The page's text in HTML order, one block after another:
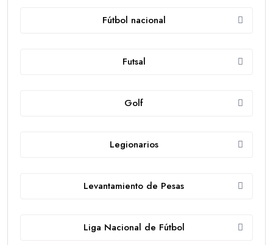
Fútbol nacional
Futsal
Golf
Legionarios
Levantamiento de Pesas
Liga Nacional de Fútbol